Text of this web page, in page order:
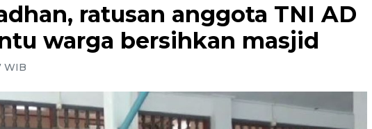
ratusan anggota TNI AD
warga bersihkan masjid
WIB